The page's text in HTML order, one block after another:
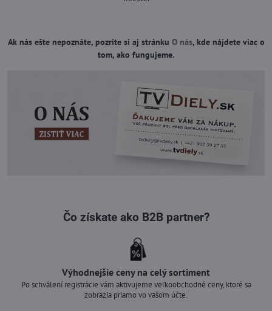
Ak nás ešte nepoznáte, pozrite si aj stránku O nás, kde nájdete viac o
tom, ako fungujeme.
Čo získate ako B2B partner?
Výhodnejšie ceny na celý sortiment
Po schválení registrácie vám aktivujeme veľkoobchodné ceny, ktoré sa
zobrazia priamo vo vašom účte.